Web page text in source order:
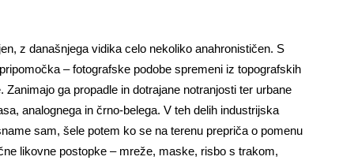
z današnjega vidika celo nekoliko anahronističen. S
– fotografske podobe spremeni iz topografskih
ga propadle in dotrajane notranjosti ter urbane
analognega in črno-belega. V teh delih industrijska
sam, šele potem ko se na terenu prepriča o pomenu
likovne postopke – mreže, maske, risbo s trakom,